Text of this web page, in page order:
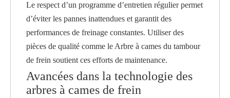
Le respect d’un programme d’entretien régulier permet
d’éviter les pannes inattendues et garantit des
performances de freinage constantes. Utiliser des
pièces de qualité comme le Arbre à cames du tambour
de frein soutient ces efforts de maintenance.
Avancées dans la technologie des
arbres à cames de frein